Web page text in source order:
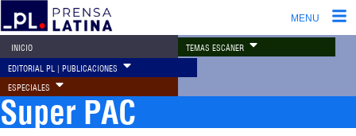
MENU
INICIO TEMAS ESCÁNER
EDITORIAL PL | PUBLICACIONES
ESPECIALES
Super PAC